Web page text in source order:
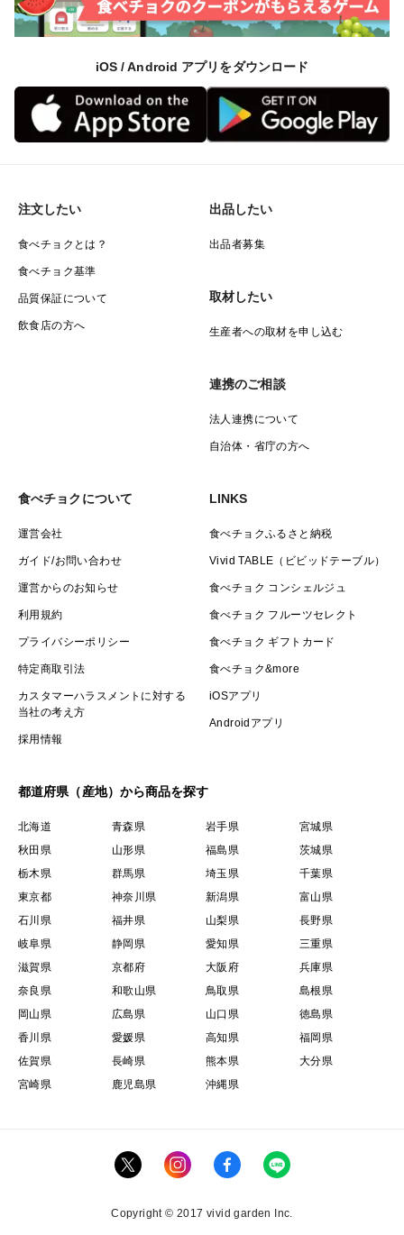
【スター状の蜜入り】具合を確かめる運試しのようなワ
クワク感も相まって女性子供には特に大人気となってい
キレイな霜降り林檎に出逢えれば幸運が訪れると噂の縁
起物ですから、自分へのご褒美はもちろん大切な方へ未
🍎【りんご王国青森】陸奥弘前ブランドりんごのヒミツ
③🍎化学肥料は一切使用しない安心安全に徹したブラン
ド林檎
つのこだわりとして【安心安全】に徹した林檎作りを実
ら、いくら美味しくても健康を害するものであっては元
物と判断されアレルギーを引き起こしたり、健康を害し
たり、病気の要因となってしまう可能性があります。
だからこそ、当園では農薬15％減の極力農薬に頼らない
育て方を進め、除草剤さえまかない徹底を課し、天然由
来の有機肥料100％で林檎を創り上げることを実現させ
ています。
これを実現するには気の遠くなるような時間と労力がか
かりますが、添加物だらけの今の世の中で"安心して"召
し上がれる"安全な"食べ物としてお届けしたい一心で林
檎作りに向き合っています。
100年樹齢の古木のように末長く大自然の恩恵を享受し
た林檎を召し上がって頂きたいという願いも込められて
おり、大自然と人類が共存するあるべき姿を創造してい
く使命も私たちにはあると思っています。
の人に想いと共にお届けできる事を心より願っておりま
ぜひお目にかかれた際には『陸奥の国弘前ブランド林
檎』そして最高傑作である『幻の百年樹齢林檎』を大切
iOS / Android アプリをダウンロード
注文したい
食べチョクとは？
食べチョク基準
品質保証について
飲食店の方へ
出品したい
出品者募集
取材したい
生産者への取材を申し込む
連携のご相談
法人連携について
自治体・省庁の方へ
食べチョクについて
運営会社
ガイド/お問い合わせ
運営からのお知らせ
利用規約
プライバシーポリシー
特定商取引法
カスタマーハラスメントに対する
当社の考え方
採用情報
LINKS
食べチョクふるさと納税
Vivid TABLE（ビビッドテーブル）
食べチョク コンシェルジュ
食べチョク フルーツセレクト
食べチョク ギフトカード
食べチョク&more
iOSアプリ
Androidアプリ
都道府県（産地）から商品を探す
北海道 青森県 岩手県
宮城県
秋田県
山形県 福島県
茨城県
栃木県
群馬県 埼玉県
千葉県
東京都
神奈川県 新潟県
富山県
石川県
福井県 山梨県
長野県
岐阜県
静岡県 愛知県
三重県
滋賀県
京都府 大阪府
兵庫県
奈良県
和歌山県 鳥取県
島根県
岡山県
広島県 山口県
徳島県
香川県
愛媛県 高知県
福岡県
佐賀県
長崎県 熊本県
大分県
宮崎県
鹿児島県 沖縄県
Copyright © 2017 vivid garden Inc.